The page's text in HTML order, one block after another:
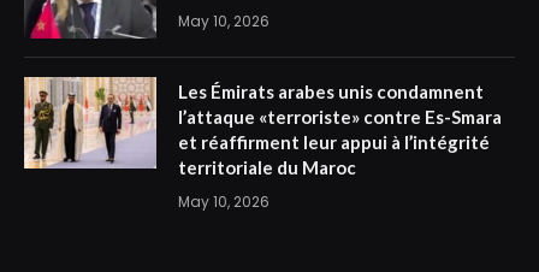
May 10, 2026
Les Émirats arabes unis condamnent
l’attaque «terroriste» contre Es-Smara
et réaffirment leur appui à l’intégrité
territoriale du Maroc
May 10, 2026